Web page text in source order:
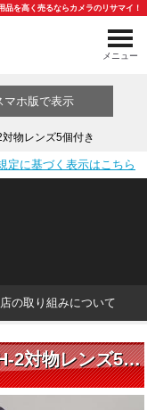
を高く売るならカメラのリサマイ！
メニュー
マホ版で表示
物レンズ5個付き
定に基づく表示はこちら
の取り組みについて
OLYMPUS双眼顕微鏡BH-2対物レンズ5個付き